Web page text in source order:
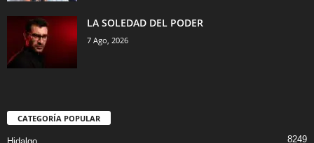
LA SOLEDAD DEL PODER
7 Ago, 2026
CATEGORÍA POPULAR
8249